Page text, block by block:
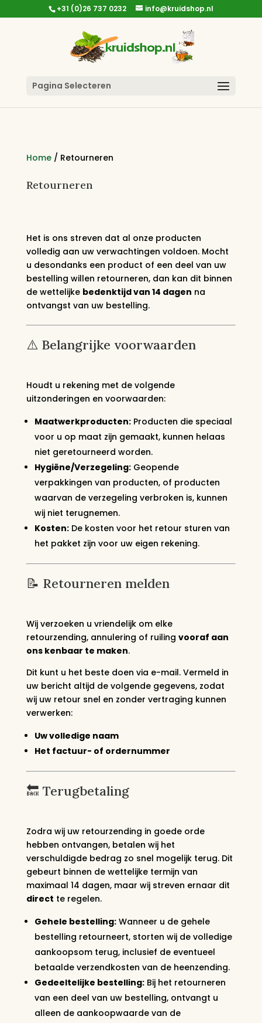
+31 (0)26 737 0232 info@kruidshop.nl
Pagina Selecteren
Home/ Retourneren
Retourneren
Het is ons streven dat al onze producten
volledig aan uw verwachtingen voldoen. Mocht
u desondanks een product of een deel van uw
bestelling willen retourneren, dan kan dit binnen
de wettelijke bedenktijd van 14 dagen na
ontvangst van uw bestelling.
⚠️ Belangrijke voorwaarden
Houdt u rekening met de volgende
uitzonderingen en voorwaarden:
Maatwerkproducten:Producten die speciaal
voor u op maat zijn gemaakt, kunnen helaas
niet geretourneerd worden.
Hygiëne/Verzegeling:Geopende
verpakkingen van producten, of producten
waarvan de verzegeling verbroken is, kunnen
wij niet terugnemen.
Kosten:De kosten voor het retour sturen van
het pakket zijn voor uw eigen rekening.
📝 Retourneren melden
Wij verzoeken u vriendelijk om elke
retourzending, annulering of ruiling vooraf aan
ons kenbaar te maken.
Dit kunt u het beste doen via e-mail. Vermeld in
uw bericht altijd de volgende gegevens, zodat
wij uw retour snel en zonder vertraging kunnen
verwerken:
Uw volledige naam
Het factuur- of ordernummer
🔙 Terugbetaling
Zodra wij uw retourzending in goede orde
hebben ontvangen, betalen wij het
verschuldigde bedrag zo snel mogelijk terug. Dit
gebeurt binnen de wettelijke termijn van
maximaal 14 dagen, maar wij streven ernaar dit
direct te regelen.
Gehele bestelling:Wanneer u de gehele
bestelling retourneert, storten wij de volledige
aankoopsom terug, inclusief de eventueel
betaalde verzendkosten van de heenzending.
Gedeeltelijke bestelling:Bij het retourneren
van een deel van uw bestelling, ontvangt u
alleen de aankoopwaarde van de